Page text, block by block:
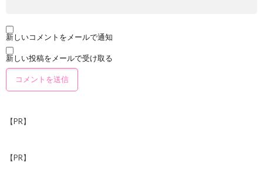
新しいコメントをメールで通知
新しい投稿をメールで受け取る
【PR】
【PR】